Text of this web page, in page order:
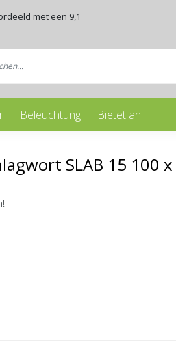
met een 9,1
Beleuchtung Bietet an
SLAB 15 100